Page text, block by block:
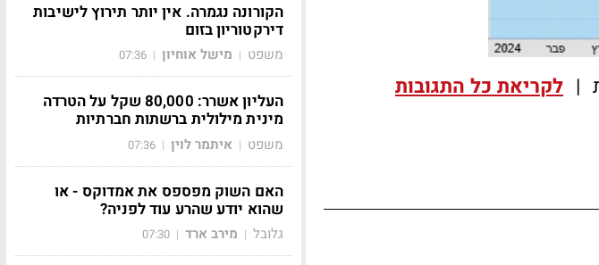
| לקריאת כל התגובות
הקורונה נגמרה. אין יותר תירוץ לישיבות
דירקטוריון בזום
משפט | מישל אוחיון |
07:36
העליון אשרר: 80,000 שקל על הטרדה
מינית מילולית ברשתות חברתיות
משפט | איתמר לוין |
07:36
האם השוק מפספס את אמדוקס - או
שהוא יודע שהרע עוד לפניה?
גלובל | מירב ארד |
07:30